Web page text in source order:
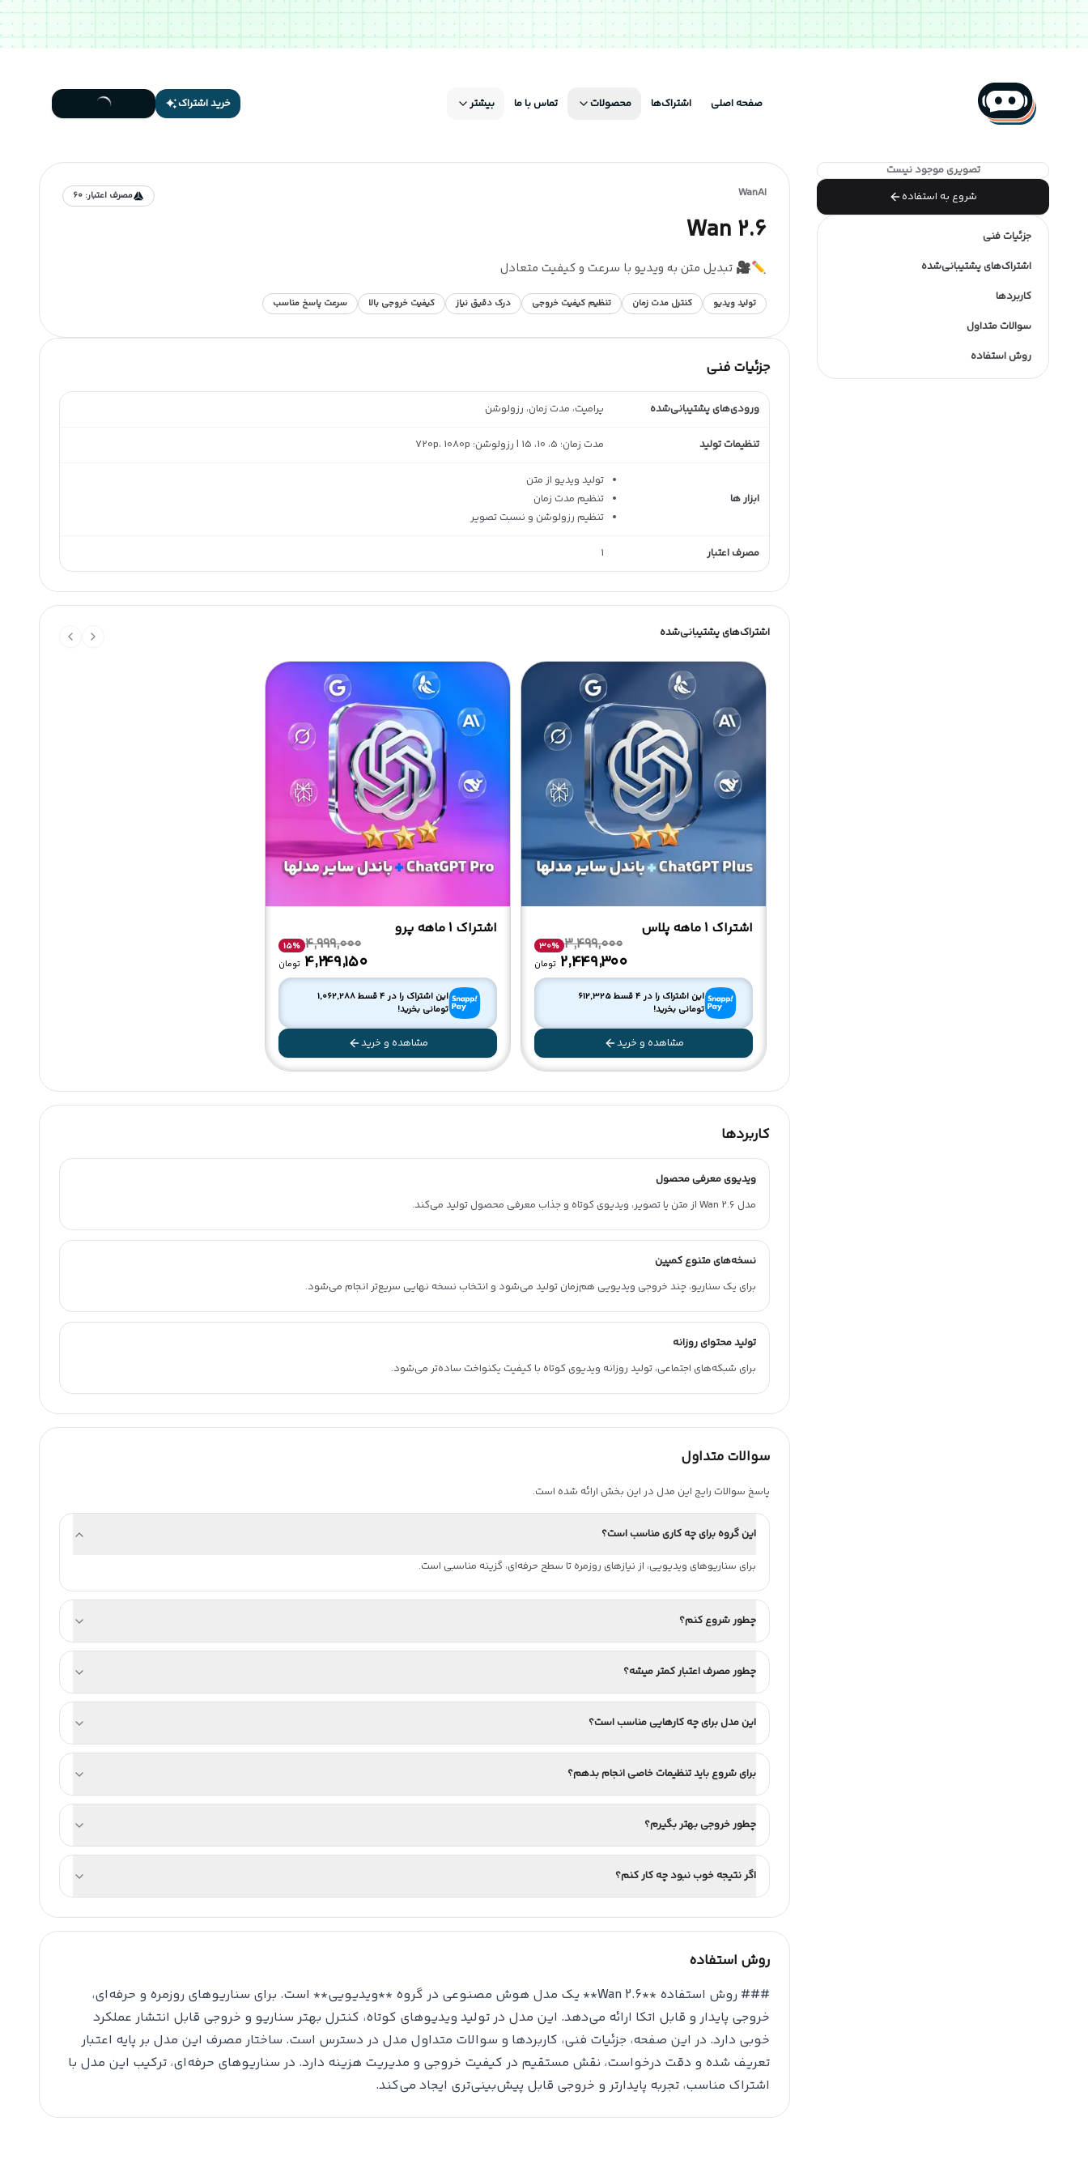
صفحه اصلی اشتراک‌ها محصولات تماس با ما بیشتر خرید اشتراک
تصویری موجود نیست
شروع به استفاده
جزئیات فنی
اشتراک‌های پشتیبانی‌شده
کاربردها
سوالات متداول
روش استفاده
WanAI مصرف اعتبار: 60
Wan 2.6
✏️🎥 تبدیل متن به ویدیو با سرعت و کیفیت متعادل
تولید ویدیو کنترل مدت زمان تنظیم کیفیت خروجی درک دقیق نیاز کیفیت خروجی بالا سرعت پاسخ مناسب
جزئیات فنی
ورودی‌های پشتیبانی‌شده پرامپت، مدت زمان، رزولوشن
تنظیمات تولید مدت زمان: 5، 10، 15 | رزولوشن: 720p، 1080p
ابزار ها
تولید ویدیو از متن
تنظیم مدت زمان
تنظیم رزولوشن و نسبت تصویر
مصرف اعتبار 1
اشتراک‌های پشتیبانی‌شده
اشتراک 1 ماهه پلاس
3,499,000
30%
۲٬۴۴۹٬۳۰۰ تومان
این اشتراک را در 4 قسط
612,325
تومانی بخرید!
مشاهده و خرید
اشتراک 1 ماهه پرو
4,999,000
15%
۴٬۲۴۹٬۱۵۰ تومان
این اشتراک را در 4 قسط
1,062,288
تومانی بخرید!
مشاهده و خرید
کاربردها
ویدیوی معرفی محصول
مدل Wan 2.6 از متن یا تصویر، ویدیوی کوتاه و جذاب معرفی محصول تولید می‌کند.
نسخه‌های متنوع کمپین
برای یک سناریو، چند خروجی ویدیویی هم‌زمان تولید می‌شود و انتخاب نسخه نهایی سریع‌تر انجام می‌شود.
تولید محتوای روزانه
برای شبکه‌های اجتماعی، تولید روزانه ویدیوی کوتاه با کیفیت یکنواخت ساده‌تر می‌شود.
سوالات متداول
پاسخ سوالات رایج این مدل در این بخش ارائه شده است.
این گروه برای چه کاری مناسب است؟
برای سناریوهای ویدیویی، از نیازهای روزمره تا سطح حرفه‌ای، گزینه مناسبی است.
چطور شروع کنم؟
چطور مصرف اعتبار کمتر میشه؟
این مدل برای چه کارهایی مناسب است؟
برای شروع باید تنظیمات خاصی انجام بدهم؟
چطور خروجی بهتر بگیرم؟
اگر نتیجه خوب نبود چه کار کنم؟
روش استفاده
### روش استفاده **Wan 2.6** یک مدل هوش مصنوعی در گروه **ویدیویی** است. برای سناریوهای روزمره و حرفه‌ای،
خروجی پایدار و قابل اتکا ارائه می‌دهد. این مدل در تولید ویدیوهای کوتاه، کنترل بهتر سناریو و خروجی قابل انتشار عملکرد
خوبی دارد. در این صفحه، جزئیات فنی، کاربردها و سوالات متداول مدل در دسترس است. ساختار مصرف این مدل بر پایه اعتبار
تعریف شده و دقت درخواست، نقش مستقیم در کیفیت خروجی و مدیریت هزینه دارد. در سناریوهای حرفه‌ای، ترکیب این مدل با
اشتراک مناسب، تجربه پایدارتر و خروجی قابل پیش‌بینی‌تری ایجاد می‌کند.